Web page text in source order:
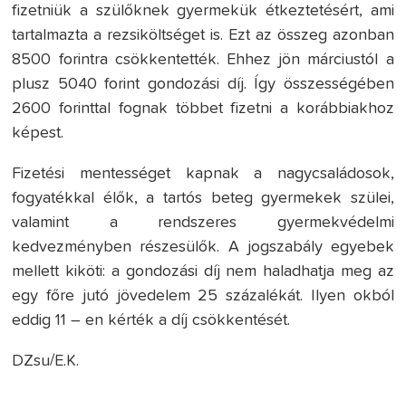
fizetniük a szülőknek gyermekük étkeztetésért, ami
tartalmazta a rezsiköltséget is. Ezt az összeg azonban
8500 forintra csökkentették. Ehhez jön márciustól a
plusz 5040 forint gondozási díj. Így összességében
2600 forinttal fognak többet fizetni a korábbiakhoz
képest.
Fizetési mentességet kapnak a nagycsaládosok,
fogyatékkal élők, a tartós beteg gyermekek szülei,
valamint a rendszeres gyermekvédelmi
kedvezményben részesülők. A jogszabály egyebek
mellett kiköti: a gondozási díj nem haladhatja meg az
egy főre jutó jövedelem 25 százalékát. Ilyen okból
eddig 11 – en kérték a díj csökkentését.
DZsu/E.K.